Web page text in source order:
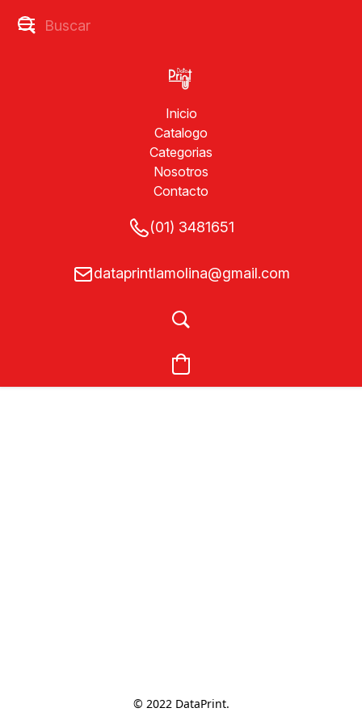
Inicio
Catalogo
Categorias
Nosotros
Contacto
(01) 3481651
dataprintlamolina@gmail.com
© 2022 DataPrint.